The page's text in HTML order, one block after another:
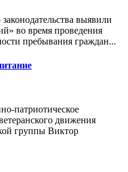
выявили
во время проведения
пребывания граждан...
патриотическое
движения
группы Виктор